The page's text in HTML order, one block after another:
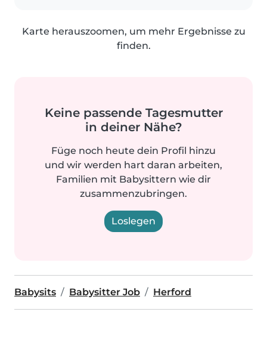
Karte herauszoomen, um mehr Ergebnisse zu
finden.
Keine passende Tagesmutter
in deiner Nähe?
Füge noch heute dein Profil hinzu
und wir werden hart daran arbeiten,
Familien mit Babysittern wie dir
zusammenzubringen.
Loslegen
Babysits Babysitter Job Herford